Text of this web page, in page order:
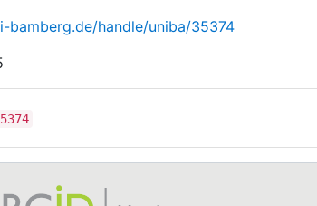
bamberg.de/handle/uniba/35374